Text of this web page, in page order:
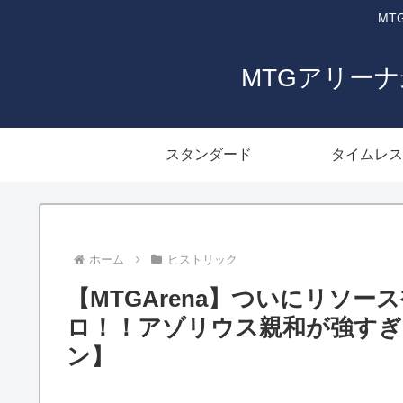
MTGアリー
スタンダード タイムレス
ホーム ヒストリック
【MTGArena】ついにリソー
ロ！！アゾリウス親和が強す
ン】